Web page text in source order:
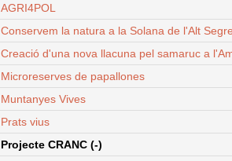
AGRI4POL
Conservem la natura a la Solana de l'Alt
Creació d'una nova llacuna pel samaruc a
Microreserves de papallones
Muntanyes Vives
Prats vius
Projecte CRANC (-)